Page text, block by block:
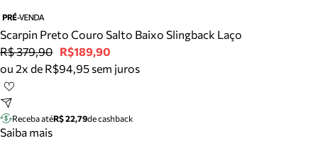
Tamanco
Tênis
Mule
Rasteira
Meus pedidos
Scarpin Preto Couro Salto Baixo Slingback Laço
R$ 379,90 R$189,90
ou 2x de R$94,95 sem juros
Receba atéR$ 22,79de cashback
Saiba mais